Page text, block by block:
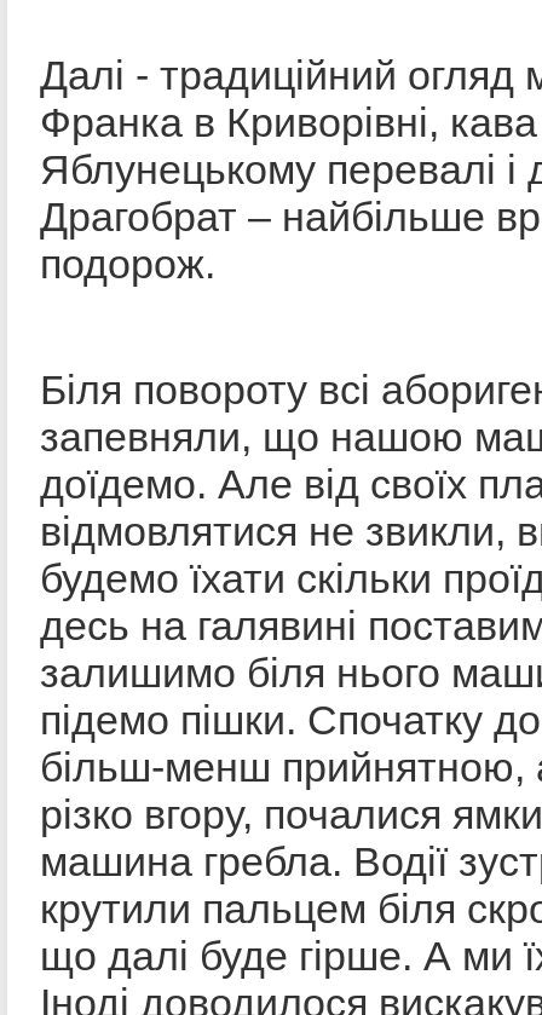
Далі - традиційний огляд
Франка в Криворівні,
Яблунецькому перевалі і
Драгобрат – найбільше
подорож.
Біля повороту всі
запевняли, що нашою
доїдемо. Але від своїх
відмовлятися не звикли,
будемо їхати скільки
десь на галявині
залишимо біля нього
підемо пішки. Спочатку
більш-менш прийнятною,
різко вгору, почалися
машина гребла. Водії
крутили пальцем біля
що далі буде гірше. А ми
Іноді доводилося